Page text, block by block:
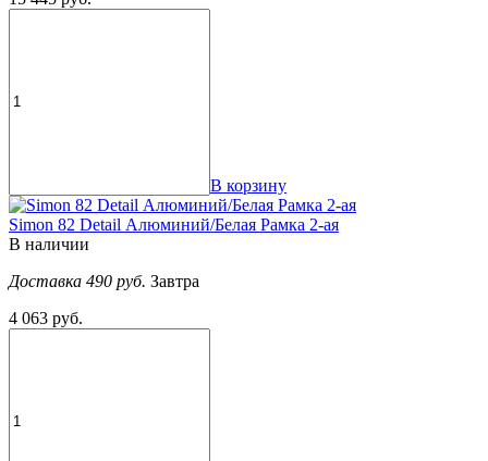
В корзину
Simon 82 Detail Алюминий/Белая Рамка 2-ая
В наличии
Доставка 490 руб. Завтра
4 063 руб.